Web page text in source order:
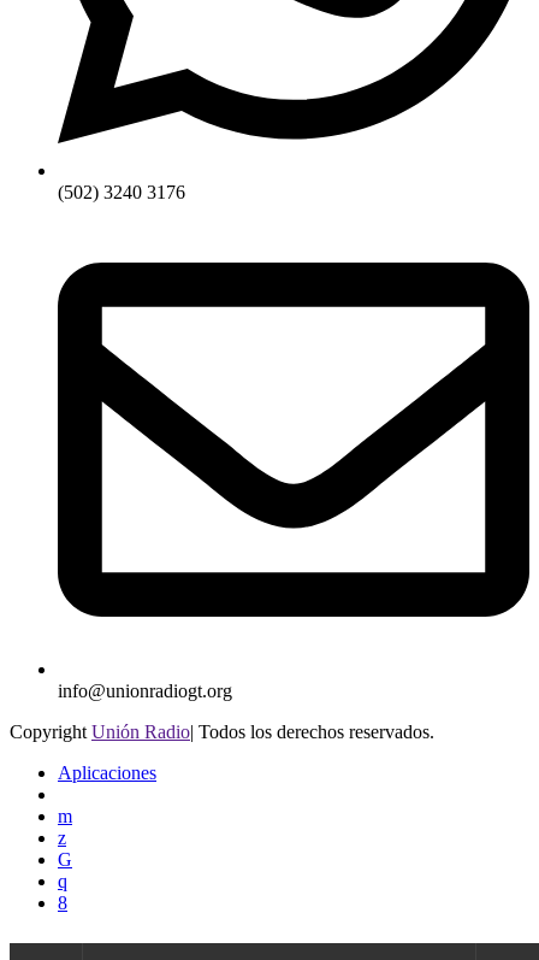
(502) 3240 3176
info@unionradiogt.org
Copyright Unión Radio| Todos los derechos reservados.
Aplicaciones